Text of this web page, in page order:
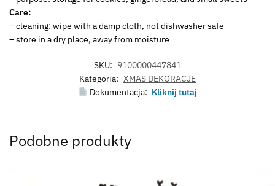
Care:
– cleaning: wipe with a damp cloth, not dishwasher safe
– store in a dry place, away from moisture
SKU: 9100000447841
Kategoria: XMAS DEKORACJE
Dokumentacja: Kliknij tutaj
Podobne produkty